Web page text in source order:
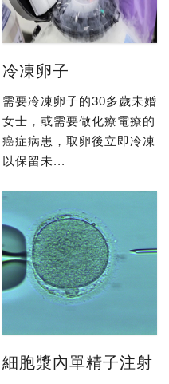
冷凍卵子
需要冷凍卵子的30多歲未婚
女士，或需要做化療電療的
癌症病患，取卵後立即冷凍
以保留未...
細胞漿內單精子注射